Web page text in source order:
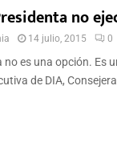
no
14 julio, 2015 0
es una opción. Es
de DIA,